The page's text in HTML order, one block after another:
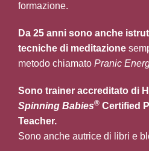
formazione.
Da 25 anni sono anche
tecniche di meditazione
metodo chiamato Pranic
Sono trainer accreditato di
Spinning Babies® Certified
Teacher.
Sono anche autrice di libri e